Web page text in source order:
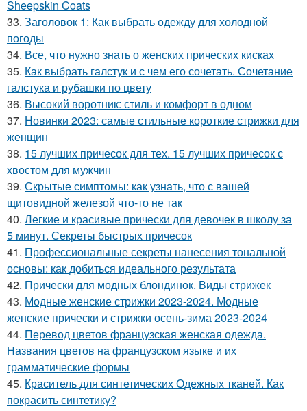
Sheepskin Coats
33. Заголовок 1: Как выбрать одежду для холодной
погоды
34. Все, что нужно знать о женских прических кисках
35. Как выбрать галстук и с чем его сочетать. Сочетание
галстука и рубашки по цвету
36. Высокий воротник: стиль и комфорт в одном
37. Новинки 2023: самые стильные короткие стрижки для
женщин
38. 15 лучших причесок для тех. 15 лучших причесок с
хвостом для мужчин
39. Скрытые симптомы: как узнать, что с вашей
щитовидной железой что-то не так
40. Легкие и красивые прически для девочек в школу за
5 минут. Секреты быстрых причесок
41. Профессиональные секреты нанесения тональной
основы: как добиться идеального результата
42. Прически для модных блондинок. Виды стрижек
43. Модные женские стрижки 2023-2024. Модные
женские прически и стрижки осень-зима 2023-2024
44. Перевод цветов французская женская одежда.
Названия цветов на французском языке и их
грамматические формы
45. Краситель для синтетических Одежных тканей. Как
покрасить синтетику?